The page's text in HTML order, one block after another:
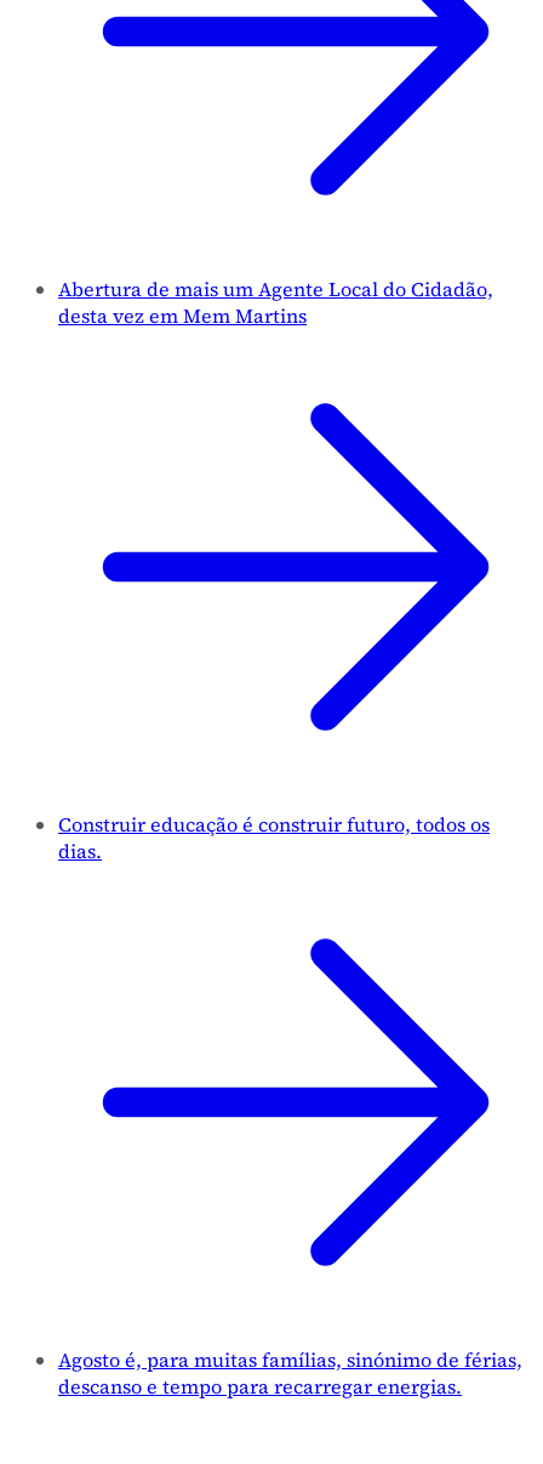
Abertura de mais um Agente Local do Cidadão,
desta vez em Mem Martins
Construir educação é construir futuro, todos os
dias.
Agosto é, para muitas famílias, sinónimo de férias,
descanso e tempo para recarregar energias.